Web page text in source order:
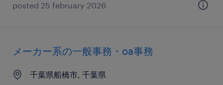
posted 25 february 2026
メーカー系の一般事務・oa事務
千葉県船橋市, 千葉県